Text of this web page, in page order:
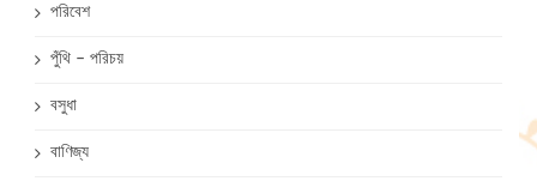
পরিবেশ
পুঁথি – পরিচয়
বসুধা
বাণিজ্য